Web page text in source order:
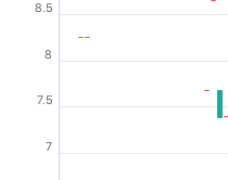
7
7.5
8
8.5